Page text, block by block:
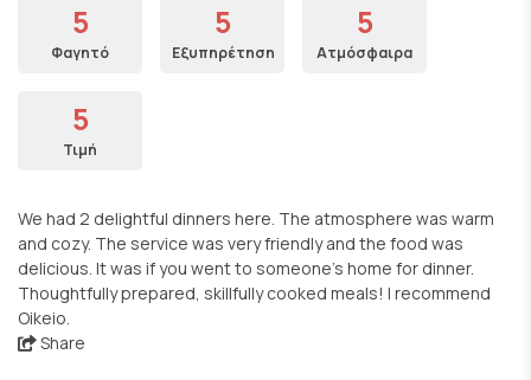
5
Φαγητό
5
Εξυπηρέτηση
5
Ατμόσφαιρα
5
Τιμή
We had 2 delightful dinners here. The atmosphere was warm
and cozy. The service was very friendly and the food was
delicious. It was if you went to someone’s home for dinner.
Thoughtfully prepared, skillfully cooked meals! I recommend
Oikeio.
Share